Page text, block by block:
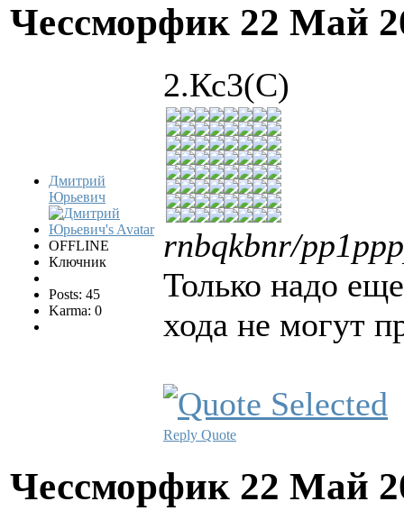
Чессморфик 22 Май
Дмитрий
Юрьевич
OFFLINE
Ключник
Posts: 45
Karma: 0
2.Кс3(С)
rnbqkbnr/
Только надо
хода не могут
Reply Quote
Чессморфик 22 Май